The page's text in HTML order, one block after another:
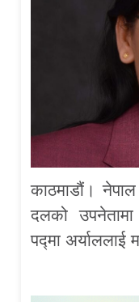
काठमाडौं। नेपाल
दलको उपनेतामा
पद्मा अर्याललाई